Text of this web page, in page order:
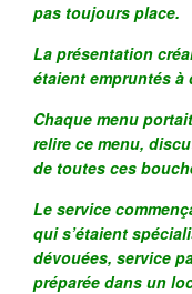
pas toujours place.
La présentation
étaient empruntés à
Chaque menu
relire ce menu,
de toutes ces
Le service
qui s’étaient
dévouées, service
préparée dans un